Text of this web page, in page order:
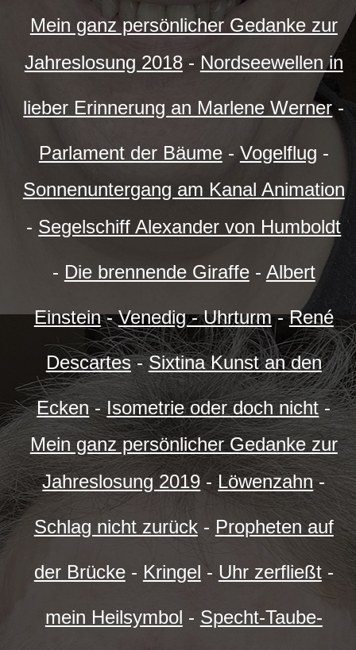
Mein ganz persönlicher Gedanke zur
Jahreslosung 2018- Nordseewellen in
lieber Erinnerung an Marlene Werner -
Parlament der Bäume- Vogelflug -
Sonnenuntergang am Kanal Animation
- Segelschiff Alexander von Humboldt
- Die brennende Giraffe- Albert
Einstein-Venedig - Uhrturm-René
Descartes-Sixtina Kunst an den
Ecken-Isometrie oder doch nicht-
Mein ganz persönlicher Gedanke zur
Jahreslosung 2019-Löwenzahn-
Schlag nicht zurück- Propheten auf
der Brücke- Kringel - Uhr zerfließt-
mein Heilsymbol - Specht-Taube-